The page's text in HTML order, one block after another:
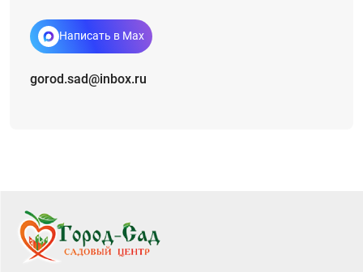
Написать в Max
gorod.sad@inbox.ru